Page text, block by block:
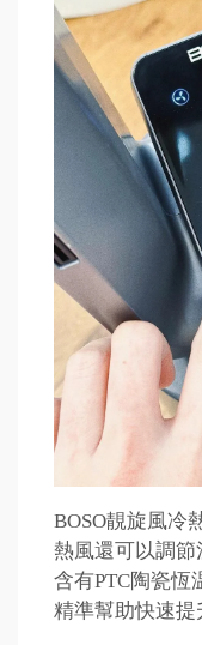
BOSO靚旋風冷
熱風還可以調節
含有PTC陶瓷恆
精準幫助快速提